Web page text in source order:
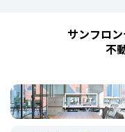
サンフロ
不